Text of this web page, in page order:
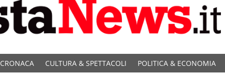
CRONACA CULTURA & SPETTACOLI POLITICA & ECONOMIA